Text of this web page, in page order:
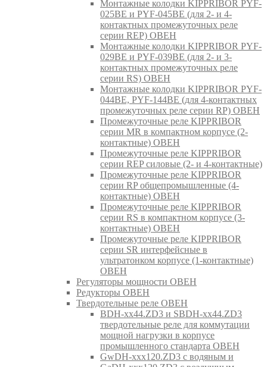
Монтажные колодки KIPPRIBOR PYF-
025BE и PYF-045BE (для 2- и 4-
контактных промежуточных реле
серии REP) ОВЕН
Монтажные колодки KIPPRIBOR PYF-
029BE и PYF-039BE (для 2- и 3-
контактных промежуточных реле
серии RS) ОВЕН
Монтажные колодки KIPPRIBOR PYF-
044BE, PYF-144BE (для 4-контактных
промежуточных реле серии RP) ОВЕН
Промежуточные реле KIPPRIBOR
серии MR в компактном корпусе (2-
контактные) ОВЕН
Промежуточные реле KIPPRIBOR
серии REP силовые (2- и 4-контактные)
Промежуточные реле KIPPRIBOR
серии RP общепромышленные (4-
контактные) ОВЕН
Промежуточные реле KIPPRIBOR
серии RS в компактном корпусе (3-
контактные) ОВЕН
Промежуточные реле KIPPRIBOR
серии SR интерфейсные в
ультратонком корпусе (1-контактные)
ОВЕН
Регуляторы мощности ОВЕН
Редукторы ОВЕН
Твердотельные реле ОВЕН
BDH-xx44.ZD3 и SBDH-xx44.ZD3
твердотельные реле для коммутации
мощной нагрузки в корпусе
промышленного стандарта ОВЕН
GwDH-xxx120.ZD3 с водяным и